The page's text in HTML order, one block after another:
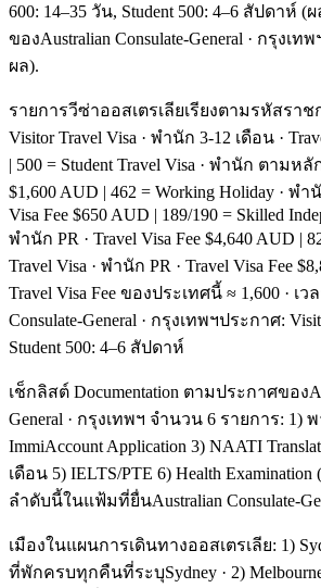
600: 14–35 วัน, Student 500: 4–6 สัปดาห์
ของAustralian Consulate-General · กรุงเ
ผล).
รายการวีซ่าออสเตรเลียเรียงตามรหัสราช
Visitor Travel Visa · พำนัก 3-12 เดือน ·
| 500 = Student Travel Visa · พำนัก ตามหลั
$1,600 AUD | 462 = Working Holiday · พำ
Visa Fee $650 AUD | 189/190 = Skilled
พำนัก PR · Travel Visa Fee $4,640 AUD |
Travel Visa · พำนัก PR · Travel Visa Fee
Travel Visa Fee ของประเทศนี้ ≈ 1,600 · เว
Consulate-General · กรุงเทพฯประกาศ:
Student 500: 4–6 สัปดาห์
เช็กลิสต์ Documentation ตามประกาศของ
General · กรุงเทพฯ จำนวน 6 รายการ: 1)
ImmiAccount Application 3) NAATI
เดือน 5) IELTS/PTE 6) Health Examination
ลำดับนี้ในแฟ้มที่ยื่นAustralian Consulate-
เมืองในแผนการเดินทางออสเตรเลีย: 1)
ที่พักครบทุกคืนที่ระบุSydney · 2)